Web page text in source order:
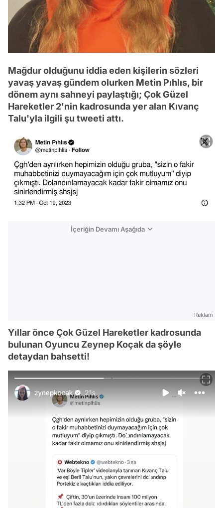
Mağdur olduğunu iddia eden kişilerin sözleri
yavaş yavaş gündem olurken Metin Pıhlıs, bir
dönem aynı sahneyi paylaştığı; Çok Güzel
Hareketler 2'nin kadrosunda yer alan Kıvanç
Talu'yla ilgili şu tweeti attı.
İçeriğin Devamı Aşağıda
Reklam
Yıllar önce Çok Güzel Hareketler kadrosunda
bulunan Oyuncu Zeynep Koçak da şöyle
detaydan bahsetti!